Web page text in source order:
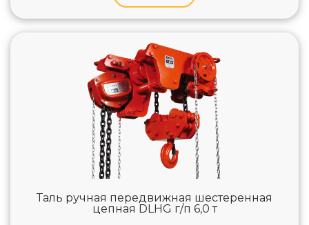
Таль ручная передвижная шестеренная
цепная DLHG г/п 6,0 т